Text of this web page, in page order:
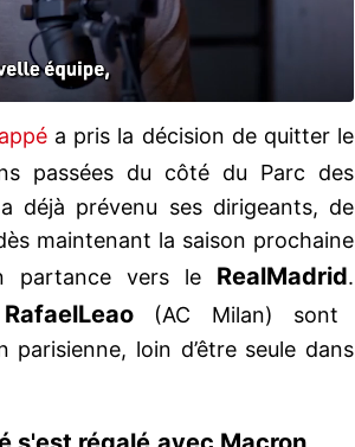
a pris la décision de quitter le
passées du côté du Parc des
déjà prévenu ses dirigeants, de
maintenant la saison prochaine
partance vers le RealMadrid.
RafaelLeao(AC Milan) sont
loin d’être seule dans